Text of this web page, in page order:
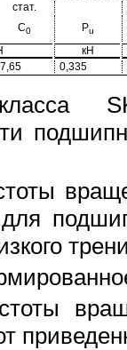
стат.
C0 Pu
кН
7,65 0,335
для